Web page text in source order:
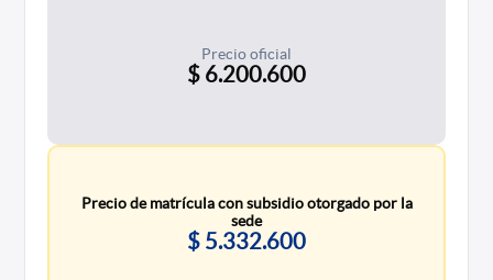
Precio oficial
$ 6.200.600
Precio de matrícula con subsidio otorgado por la
sede
$ 5.332.600